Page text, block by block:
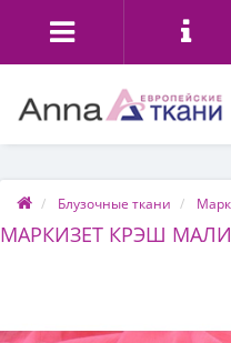
Блузочные ткани
МАРКИЗЕТ КРЭШ